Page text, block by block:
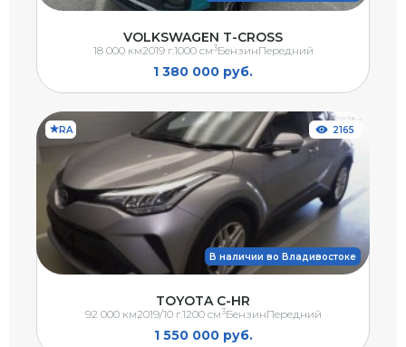
VOLKSWAGEN T-CROSS
1 380 000 руб.
18 000 км2019 г.1000 см3БензинПередний
RA
В наличии во Владивостоке
2165
TOYOTA C-HR
1 550 000 руб.
92 000 км2019/10 г.1200 см3БензинПередний